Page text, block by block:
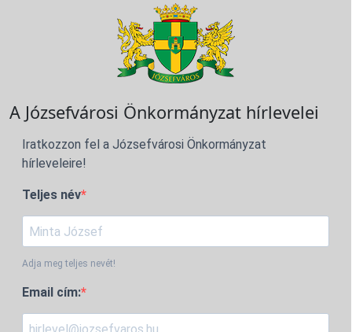
A Józsefvárosi Önkormányzat hírlevelei
Iratkozzon fel a Józsefvárosi Önkormányzat
hírleveleire!
Teljes név
Adja meg teljes nevét!
Email cím: